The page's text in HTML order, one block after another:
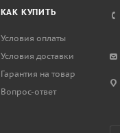
КАК КУПИТЬ
Условия оплаты
Условия доставки
Гарантия на товар
Вопрос-ответ